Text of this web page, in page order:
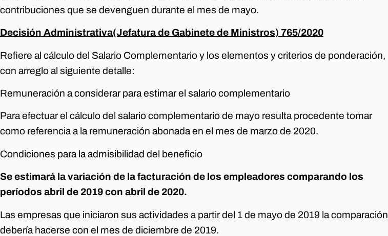
contribuciones que se devenguen durante el mes de mayo.
Decisión Administrativa(Jefatura de Gabinete de Ministros) 765/2020
Refiere al cálculo del Salario Complementario y los elementos y criterios de ponderación,
con arreglo al siguiente detalle:
Remuneración a considerar para estimar el salario complementario
Para efectuar el cálculo del salario complementario de mayo resulta procedente tomar
como referencia a la remuneración abonada en el mes de marzo de 2020.
Condiciones para la admisibilidad del beneficio
Se estimará la variación de la facturación de los empleadores comparando los
períodos abril de 2019 con abril de 2020.
Las empresas que iniciaron sus actividades a partir del 1 de mayo de 2019 la comparación
debería hacerse con el mes de diciembre de 2019.